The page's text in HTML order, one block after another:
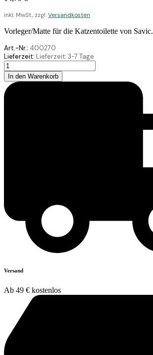
inkl. MwSt., zzgl.Versandkosten
Vorleger/Matte für die Katzentoilette von Savic.
Art.-Nr.: 400270
Lieferzeit: Lieferzeit: 3-7 Tage
Savic
Katzentoilette
Matte
Nestor
In den Warenkorb
Versand
Ab 49 € kostenlos